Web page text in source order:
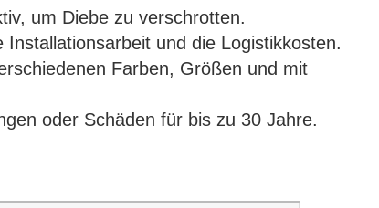
um Diebe zu verschrotten.
Installationsarbeit und die Logistikkosten.
Farben, Größen und mit
oder Schäden für bis zu 30 Jahre.